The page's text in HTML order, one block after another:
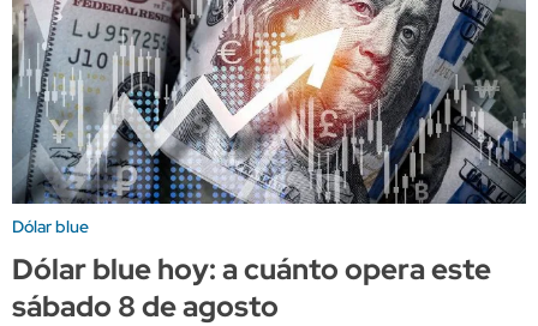
Dólar blue
Dólar blue hoy: a cuánto opera este
sábado 8 de agosto